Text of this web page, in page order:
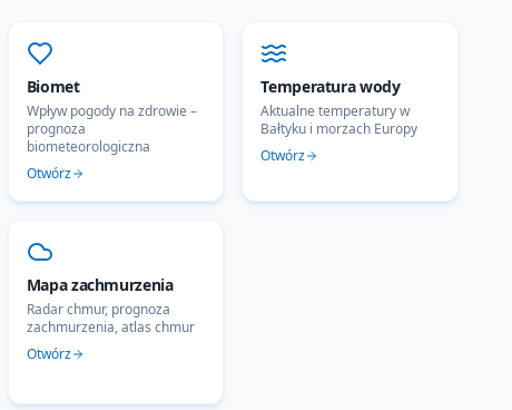
Biomet
Wpływ pogody na zdrowie –
prognoza
biometeorologiczna
Otwórz
Temperatura wody
Aktualne temperatury w
Bałtyku i morzach Europy
Otwórz
Mapa zachmurzenia
Radar chmur, prognoza
zachmurzenia, atlas chmur
Otwórz